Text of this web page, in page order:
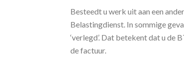
BTW bij uitbesteden
Besteedt u werk uit aan een
Belastingdienst. In sommige
‘verlegd’. Dat betekent dat u de